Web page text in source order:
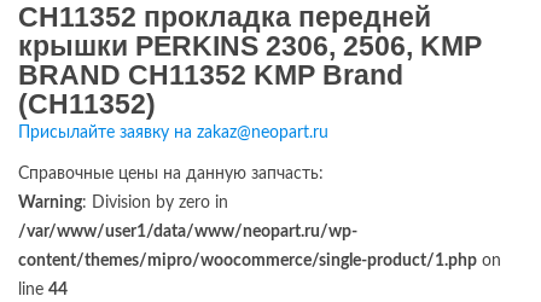
CH11352 прокладка передней
крышки PERKINS 2306, 2506, KMP
BRAND CH11352 KMP Brand
(CH11352)
Присылайте заявку на zakaz@neopart.ru
Справочные цены на данную запчасть:
Warning: Division by zero in
/var/www/user1/data/www/neopart.ru/wp-
content/themes/mipro/woocommerce/single-product/1.php on
line 44